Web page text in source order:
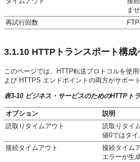
ま
再試行回数
3.1.10 HTTPトランスポート構
このページでは、HTTP転送プロトコルを使
よび HTTPS エンドポイントの両方がサポート
表3-10 ビジネス・サービスのためのHTTPト
オプション
説明
読取りタイムアウト
読取りタイ
値0ではタイ
接続タイムアウト
接続タイム
エラーが生